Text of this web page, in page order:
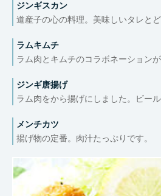
ジンギスカン
道産子の心の料理。美味しいタレとど
ラムキムチ
ラム肉とキムチのコラボネーションが
ジンギ唐揚げ
ラム肉をから揚げにしました。ビール
メンチカツ
揚げ物の定番。肉汁たっぷりです。